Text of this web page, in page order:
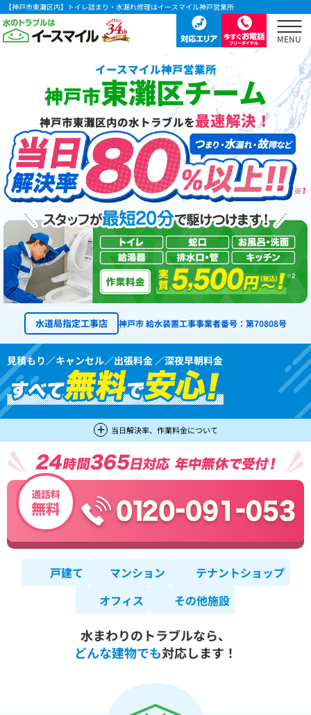
【神戸市東灘区内】トイレ詰まり・水漏れ修理はイースマイル神戸営業所
イースマイル神戸営業所
神戸市東灘区チーム
神戸市東灘区内の水トラブルを最速解決！
水道局指定工事店 神戸市 給水装置工事事業者番号：第70808号
見積もり／キャンセル／出張料金 ／深夜早朝料金
当日解決率、作業料金について
戸建て マンション
テナントショップ
オフィス
その他施設
水まわりのトラブルなら、
どんな建物でも対応します！